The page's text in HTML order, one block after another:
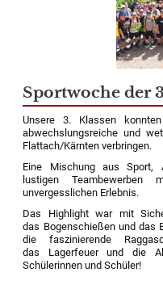
Sportwoche der
Unsere 3. Klassen
abwechslungsreiche und
Flattach/Kärnten verbringen.
Eine Mischung aus Sport,
lustigen
unvergesslichen Erlebnis.
Das Highlight war mit
das Bogenschießenund das
die faszinierende
das Lagerfeuer unddie
Schülerinnen und Schüler!